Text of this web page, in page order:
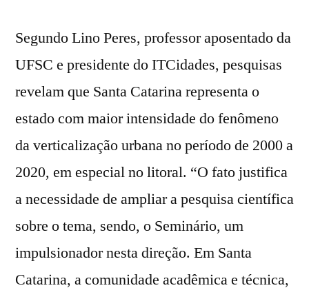
Segundo Lino Peres, professor aposentado da
UFSC e presidente do ITCidades, pesquisas
revelam que Santa Catarina representa o
estado com maior intensidade do fenômeno
da verticalização urbana no período de 2000 a
2020, em especial no litoral. “O fato justifica
a necessidade de ampliar a pesquisa científica
sobre o tema, sendo, o Seminário, um
impulsionador nesta direção. Em Santa
Catarina, a comunidade acadêmica e técnica,